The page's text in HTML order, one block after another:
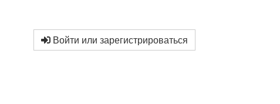
Войти или зарегистрироваться